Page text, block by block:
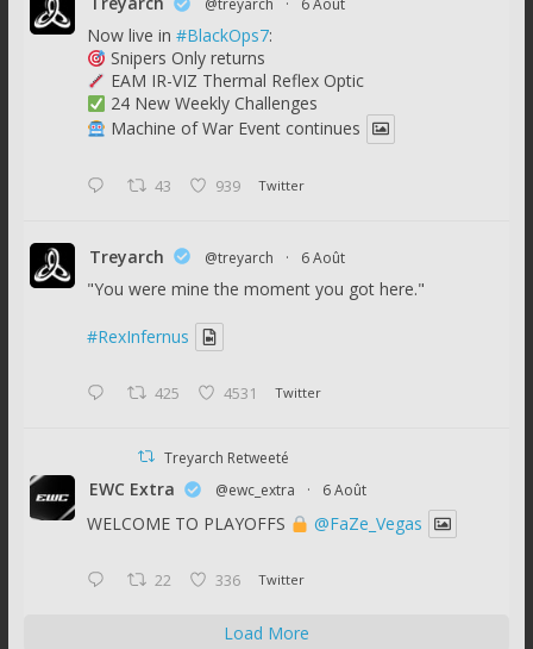
@treyarch · 6 Août
Now live in #BlackOps7:
Snipers Only returns
EAM IR-VIZ Thermal Reflex Optic
24 New Weekly Challenges
Machine of War Event continues
43 939 Twitter
Treyarch @treyarch · 6 Août
"You were mine the moment you got here."
#RexInfernus
425 4531 Twitter
Treyarch Retweeté
EWC Extra @ewc_extra · 6 Août
WELCOME TO PLAYOFFS @FaZe_Vegas
22 336 Twitter
Load More